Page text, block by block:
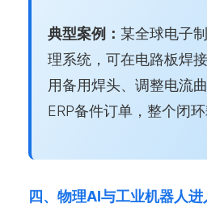
典型案例： 某全球电子
理系统，可在电路板焊
用备用焊头、调整电流
ERP备件订单，整个闭
四、物理AI与工业机器人